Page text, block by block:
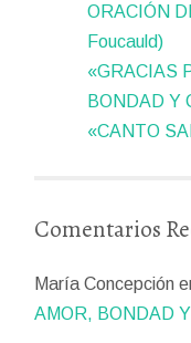
ORACIÓN
Foucauld)
«GRACIAS
BONDAD Y
«CANTO
Comentarios
María Concepción
AMOR, BONDAD